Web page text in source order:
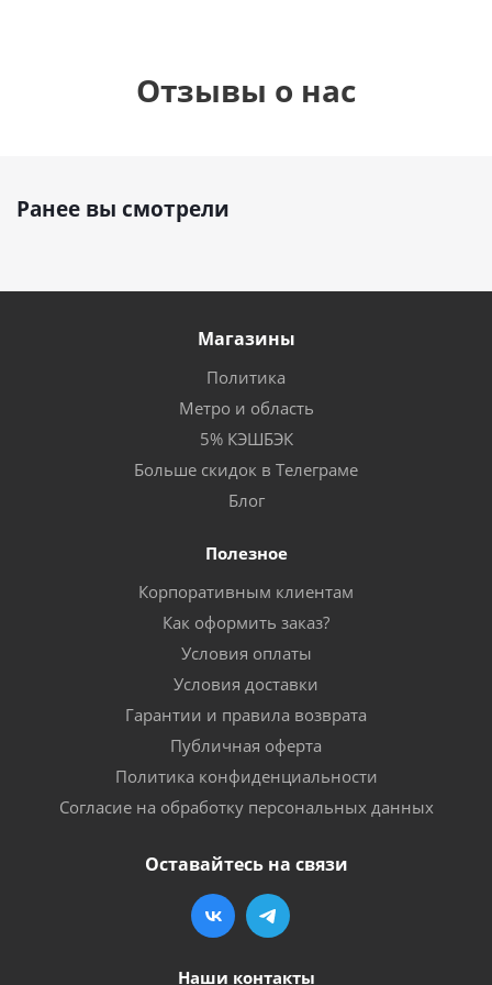
Отзывы о нас
Ранее вы смотрели
Магазины
Политика
Метро и область
5% КЭШБЭК
Больше скидок в Телеграме
Блог
Полезное
Корпоративным клиентам
Как оформить заказ?
Условия оплаты
Условия доставки
Гарантии и правила возврата
Публичная оферта
Политика конфиденциальности
Согласие на обработку персональных данных
Оставайтесь на связи
Наши контакты